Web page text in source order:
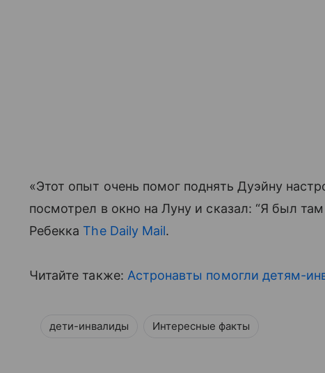
«Этот опыт очень помог поднять Дуэйну
посмотрел в окно на Луну и сказал: “Я был
Ребекка The Daily Mail.
Читайте также: Астронавты помогли детям-
дети-инвалиды Интересные факты